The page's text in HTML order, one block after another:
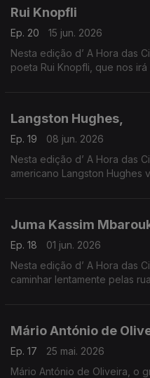
Rui Knopfli
Ep. 20
15 jun. 2026
Nesta edição d’ A Hora das
poeta Rui Knopfli, que nos
Langston Hughes,
Ep. 19
08 jun. 2026
Nesta edição d’ A Hora das Cigarras, o grande poeta afro-
americano Langston Hughes
Juma Kassim
Ep. 18
01 jun. 2026
Nesta edição d’ A Hora das Cigarras vamos praticar a arte de
caminhar lentamente pelas
Mário António de
Ep. 17
25 mai. 2026
Mário António de Oliveira, o